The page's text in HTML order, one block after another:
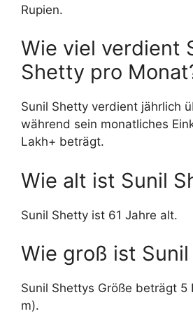
Rupien.
Wie viel verdient
Shetty pro
Sunil Shetty verdient jährlich
während sein monatliches
Lakh+ beträgt.
Wie alt ist Sunil
Sunil Shetty ist 61 Jahre alt.
Wie groß ist
Sunil Shettys Größe beträgt 5
m).